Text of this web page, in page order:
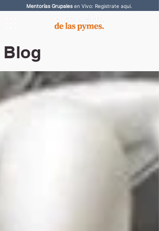
Mentorías Grupales en Vivo: Registrate aqui.
Blog